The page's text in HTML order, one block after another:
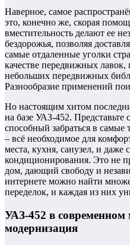
Наверное, самое
это, конечно же, скорая
вместительность делают ее
бездорожья, позволяя
самые отдаленные уголки
качестве передвижных
небольших передвижных
Разнообразие применений
Но настоящим хитом
на базе УАЗ-452.
способный забраться в
– всё необходимое для
места, кухня, санузел, и даже
кондиционирования. Это не
дом, дающий свободу и
интернете можно найти
переделок, и каждая из них
УАЗ-452 в
модернизация